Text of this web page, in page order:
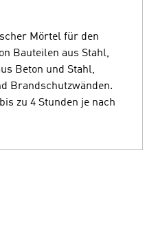
Mörtel für den
Bauteilen aus Stahl,
Beton und Stahl,
Brandschutzwänden.
zu 4 Stunden je nach